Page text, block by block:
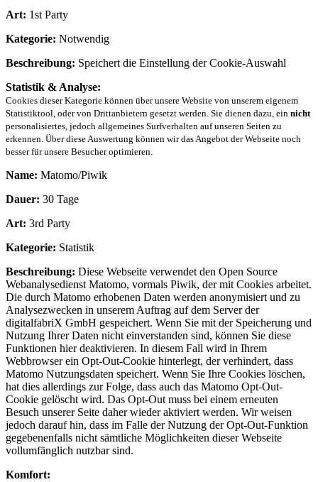
Art: 1st Party
Kategorie: Notwendig
Beschreibung: Speichert die Einstellung der Cookie-Auswahl
Statistik & Analyse:
Cookies dieser Kategorie können über unsere Website von unserem eigenem
Statistiktool, oder von Drittanbietern gesetzt werden. Sie dienen dazu, ein nicht
personalisiertes, jedoch allgemeines Surfverhalten auf unseren Seiten zu
erkennen. Über diese Auswertung können wir das Angebot der Webseite noch
besser für unsere Besucher optimieren.
Name: Matomo/Piwik
Dauer: 30 Tage
Art: 3rd Party
Kategorie: Statistik
Beschreibung: Diese Webseite verwendet den Open Source
Webanalysedienst Matomo, vormals Piwik, der mit Cookies arbeitet.
Die durch Matomo erhobenen Daten werden anonymisiert und zu
Analysezwecken in unserem Auftrag auf dem Server der
digitalfabriX GmbH gespeichert. Wenn Sie mit der Speicherung und
Nutzung Ihrer Daten nicht einverstanden sind, können Sie diese
Funktionen hier deaktivieren. In diesem Fall wird in Ihrem
Webbrowser ein Opt-Out-Cookie hinterlegt, der verhindert, dass
Matomo Nutzungsdaten speichert. Wenn Sie Ihre Cookies löschen,
hat dies allerdings zur Folge, dass auch das Matomo Opt-Out-
Cookie gelöscht wird. Das Opt-Out muss bei einem erneuten
Besuch unserer Seite daher wieder aktiviert werden. Wir weisen
jedoch darauf hin, dass im Falle der Nutzung der Opt-Out-Funktion
gegebenenfalls nicht sämtliche Möglichkeiten dieser Webseite
vollumfänglich nutzbar sind.
Komfort: